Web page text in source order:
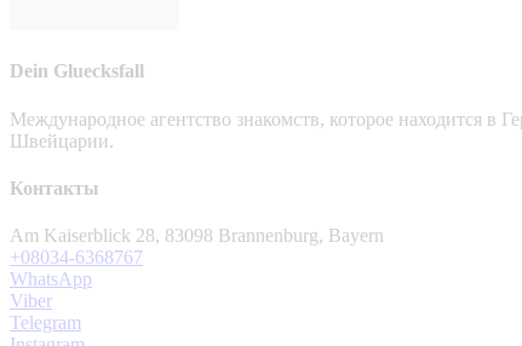
Dein Gluecksfall
Международное агентство знакомств, которое находится
Швейцарии.
Контакты
Am Kaiserblick 28, 83098 Brannenburg, Bayern
+08034-6368767
WhatsApp
Viber
Telegram